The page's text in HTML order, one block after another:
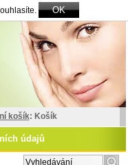
OK
košík: Košík
údajů